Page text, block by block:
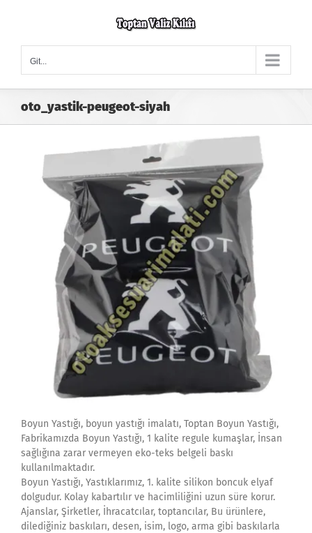
Git...
oto_yastik-peugeot-siyah
Boyun Yastığı, boyun yastığı imalatı, Toptan Boyun Yastığı,
Fabrikamızda Boyun Yastığı, 1 kalite regule kumaşlar, İnsan
sağlığına zarar vermeyen eko-teks belgeli baskı
kullanılmaktadır.
Boyun Yastığı, Yastıklarımız, 1. kalite silikon boncuk elyaf
dolgudur. Kolay kabartılır ve hacimliliğini uzun süre korur.
Ajanslar, Şirketler, İhracatcılar, toptancılar, Bu ürünlere,
dilediğiniz baskıları, desen, isim, logo, arma gibi baskılarla